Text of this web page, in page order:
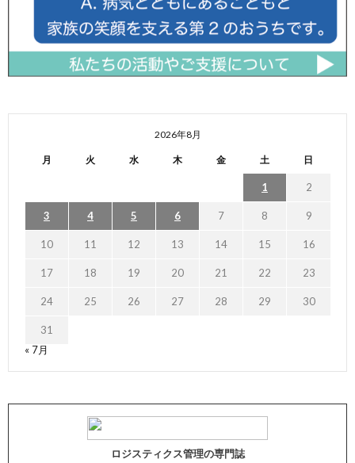
2026年8月
月 火 水 木 金 土 日
1 2
3 4 5 6 7 8 9
10 11 12 13 14 15 16
17 18 19 20 21 22 23
24 25 26 27 28 29 30
31
« 7月
ロジスティクス管理の専門誌